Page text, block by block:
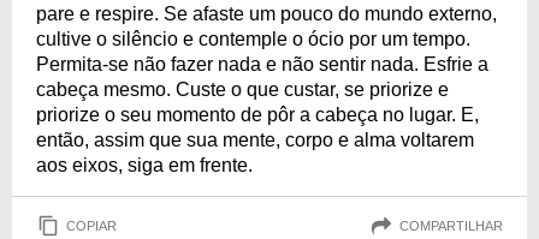
pare e respire. Se afaste um pouco do mundo externo,
cultive o silêncio e contemple o ócio por um tempo.
Permita-se não fazer nada e não sentir nada. Esfrie a
cabeça mesmo. Custe o que custar, se priorize e
priorize o seu momento de pôr a cabeça no lugar. E,
então, assim que sua mente, corpo e alma voltarem
aos eixos, siga em frente.
COPIAR COMPARTILHAR